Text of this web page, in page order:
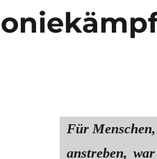
Für
anstreben,